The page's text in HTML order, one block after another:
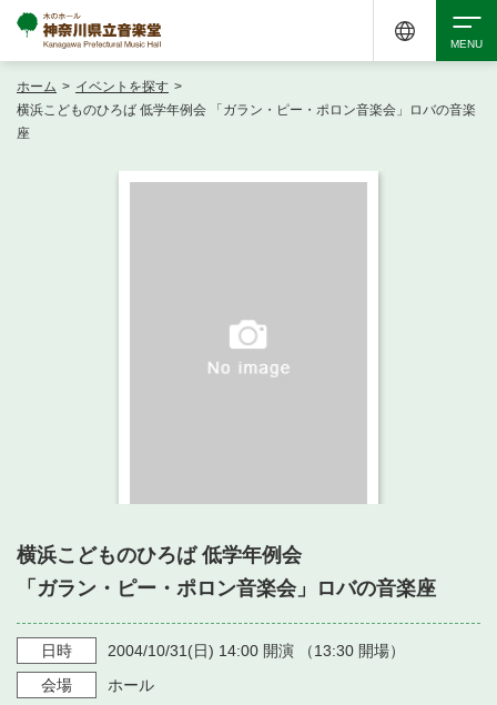
・ フロアマップ
・ 交通案内
・ よくある質問
・ 空き状況
・ 利用料金
・ フロアマップ
神奈川県立音楽堂
SNS
検索
ホーム > イベントを探す >
横浜こどものひろば 低学年例会 「ガラン・ピー・ポロン音楽会」ロバの音楽
座
横浜こどものひろば 低学年例会
「ガラン・ピー・ポロン音楽会」ロバの音楽座
日時 2004/10/31(日) 14:00 開演 （13:30 開場）
会場
ホール